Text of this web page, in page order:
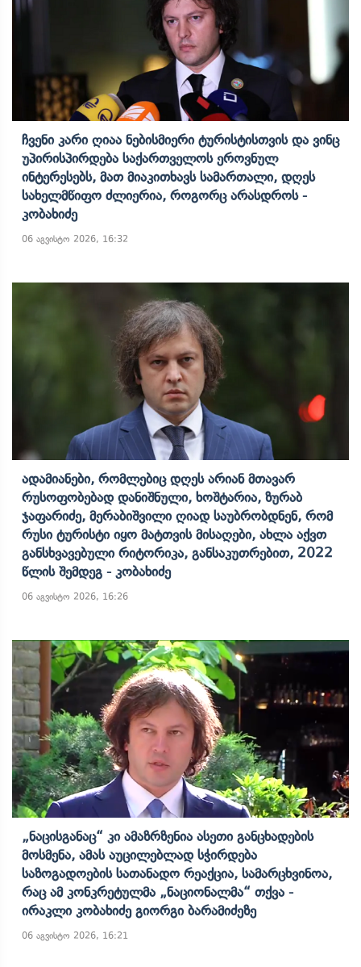
Ჩვენი Კარი Ღიაა Ნებისმიერი Ტურისტისთვის Და Ვინც
Უპირისპირდება Საქართველოს Ეროვნულ
Ინტერესებს, Მათ Მიაკითხავს Სამართალი, Დღეს
Სახელმწიფო Ძლიერია, Როგორც Არასდროს -
Კობახიძე
06 აგვისტო 2026, 16:32
Ადამიანები, Რომლებიც Დღეს Არიან Მთავარ
Რუსოფობებად Დანიშნული, Ხოშტარია, Ზურაბ
Ჯაფარიძე, Მერაბიშვილი Ღიად Საუბრობდნენ, Რომ
Რუსი Ტურისტი Იყო Მატთვის Მისაღები, Ახლა Აქვთ
Განსხვავებული Რიტორიკა, Განსაკუთრებით, 2022
Წლის Შემდეგ - Კობახიძე
06 აგვისტო 2026, 16:26
„ნაცისგანაც“ Კი Ამაზრზენია Ასეთი Განცხადების
Მოსმენა, Ამას Აუცილებლად Სჭირდება
Საზოგადოების Სათანადო Რეაქცია, Სამარცხვინოა,
Რაც Ამ Კონკრეტულმა „ნაციონალმა“ Თქვა -
Ირაკლი Კობახიძე Გიორგი Ბარამიძეზე
06 აგვისტო 2026, 16:21